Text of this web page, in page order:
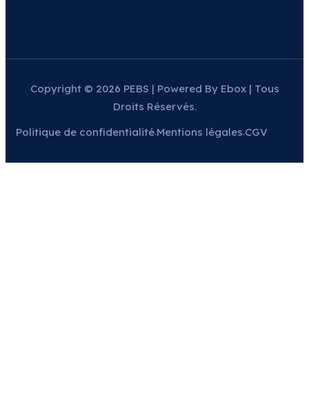
Copyright © 2026 PEBS | Powered By Ebox | Tous
Droits Réservés.
Politique de confidentialité Mentions légales CGV